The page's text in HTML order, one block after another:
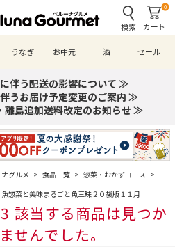
検索
0
カート
うなぎ お中元 酒 セール
伴う配送の影響について ≫
うお届け予定変更のご案内 ≫
離島追加送料改定のお知らせ ≫
グルメ > 食品一覧 > 惣菜・おかずコース >
惣菜と美味まるごと魚三昧２０袋版１１月
該当する商品は見つか
せんでした。